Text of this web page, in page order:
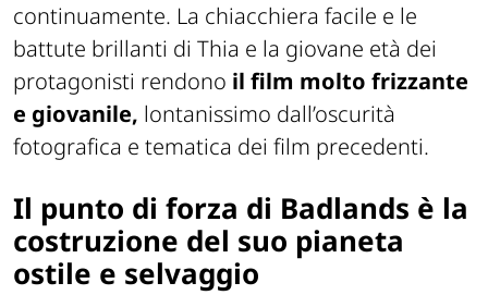
continuamente. La chiacchiera facile e le
battute brillanti di Thia e la giovane età dei
protagonisti rendono il film molto frizzante
e giovanile, lontanissimo dall’oscurità
fotografica e tematica dei film precedenti.
Il punto di forza di Badlands è la
costruzione del suo pianeta
ostile e selvaggio